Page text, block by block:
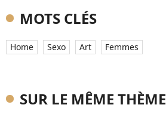
MOTS CLÉS
Home Sexo Art Femmes
SUR LE MÊME THÈME